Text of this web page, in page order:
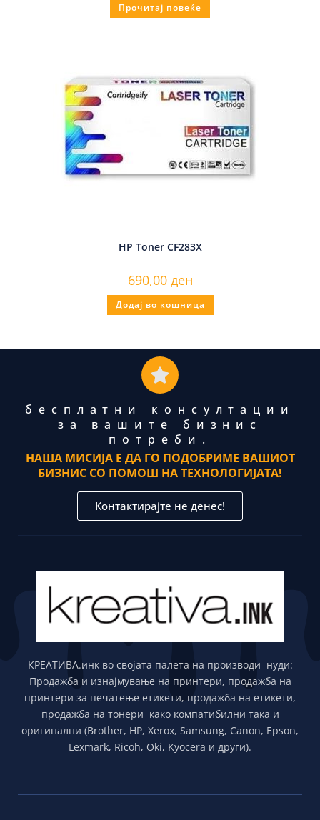
Прочитај повеќе
HP Toner CF283X
690,00 ден
Додај во кошница
бесплатни консултации
за вашите бизнис
потреби.
НАША МИСИЈА Е ДА ГО ПОДОБРИМЕ ВАШИОТ
БИЗНИС СО ПОМОШ НА ТЕХНОЛОГИЈАТА!
Контактирајте не денес!
КРЕАТИВА.инк во својата палета на производи нуди:
Продажба и изнајмување на принтери, продажба на
принтери за печатење етикети, продажба на етикети,
продажба на тонери како компатибилни така и
оригинални (Brother, HP, Xerox, Samsung, Canon, Epson,
Lexmark, Ricoh, Oki, Kyocera и други).